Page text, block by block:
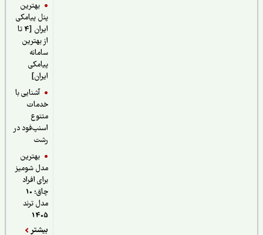
بهترین
پنل پیامکی
ایران [4 تا
از بهترین
سامانه
پیامکی
آشنایی با
خدمات
اسنپ‌فود در
بهترین
مدل شومیز
برای افراد
چاق؛ 10
مدل ترند